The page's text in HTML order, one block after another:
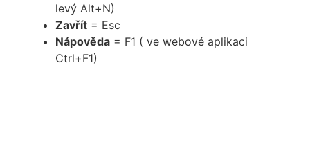
levý Alt+N)
Zavřít = Esc
Nápověda = F1 ( ve webové aplikaci
Ctrl+F1)